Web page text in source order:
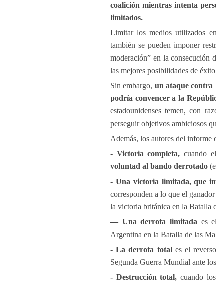
coalición mientras intenta
limitados.
Limitar los medios utilizados
también se pueden imponer
moderación” en la consecución
las mejores posibilidades de
Sin embargo, un ataque contra
podría convencer a la
estadounidenses temen, con
perseguir objetivos ambiciosos
Además, los autores del
- Victoria completa, cuando
voluntad al bando derrotado
- Una victoria limitada, que
corresponden a lo que el
la victoria británica en la Batalla
— Una derrota limitada es
Argentina en la Batalla de las
- La derrota totales el
Segunda Guerra Mundial ante
- Destrucción total, cuando